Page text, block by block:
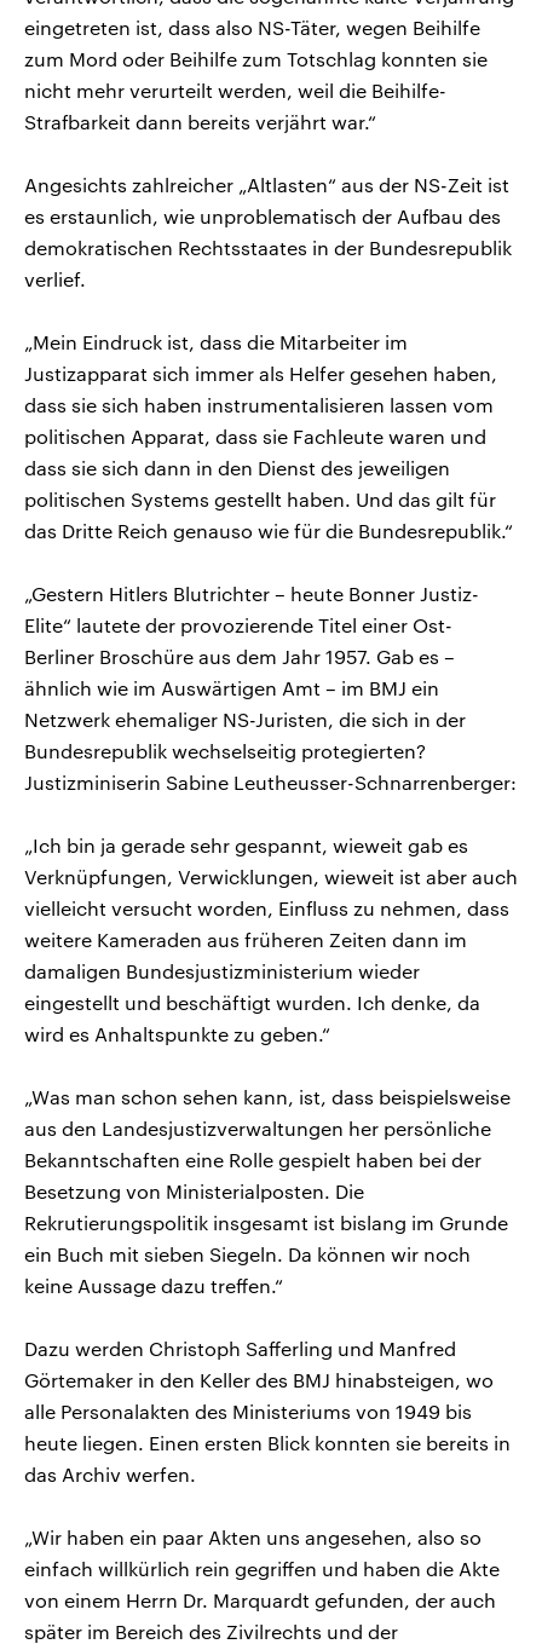
eingetreten ist, dass also NS-Täter, wegen Beihilfe
zum Mord oder Beihilfe zum Totschlag konnten sie
nicht mehr verurteilt werden, weil die Beihilfe-
Strafbarkeit dann bereits verjährt war.“
Angesichts zahlreicher „Altlasten“ aus der NS-Zeit ist
es erstaunlich, wie unproblematisch der Aufbau des
demokratischen Rechtsstaates in der Bundesrepublik
verlief.
„Mein Eindruck ist, dass die Mitarbeiter im
Justizapparat sich immer als Helfer gesehen haben,
dass sie sich haben instrumentalisieren lassen vom
politischen Apparat, dass sie Fachleute waren und
dass sie sich dann in den Dienst des jeweiligen
politischen Systems gestellt haben. Und das gilt für
das Dritte Reich genauso wie für die Bundesrepublik.“
„Gestern Hitlers Blutrichter – heute Bonner Justiz-
Elite“ lautete der provozierende Titel einer Ost-
Berliner Broschüre aus dem Jahr 1957. Gab es –
ähnlich wie im Auswärtigen Amt – im BMJ ein
Netzwerk ehemaliger NS-Juristen, die sich in der
Bundesrepublik wechselseitig protegierten?
Justizminiserin Sabine Leutheusser-Schnarrenberger:
„Ich bin ja gerade sehr gespannt, wieweit gab es
Verknüpfungen, Verwicklungen, wieweit ist aber auch
vielleicht versucht worden, Einfluss zu nehmen, dass
weitere Kameraden aus früheren Zeiten dann im
damaligen Bundesjustizministerium wieder
eingestellt und beschäftigt wurden. Ich denke, da
wird es Anhaltspunkte zu geben.“
„Was man schon sehen kann, ist, dass beispielsweise
aus den Landesjustizverwaltungen her persönliche
Bekanntschaften eine Rolle gespielt haben bei der
Besetzung von Ministerialposten. Die
Rekrutierungspolitik insgesamt ist bislang im Grunde
ein Buch mit sieben Siegeln. Da können wir noch
keine Aussage dazu treffen.“
Dazu werden Christoph Safferling und Manfred
Görtemaker in den Keller des BMJ hinabsteigen, wo
alle Personalakten des Ministeriums von 1949 bis
heute liegen. Einen ersten Blick konnten sie bereits in
das Archiv werfen.
„Wir haben ein paar Akten uns angesehen, also so
einfach willkürlich rein gegriffen und haben die Akte
von einem Herrn Dr. Marquardt gefunden, der auch
später im Bereich des Zivilrechts und der